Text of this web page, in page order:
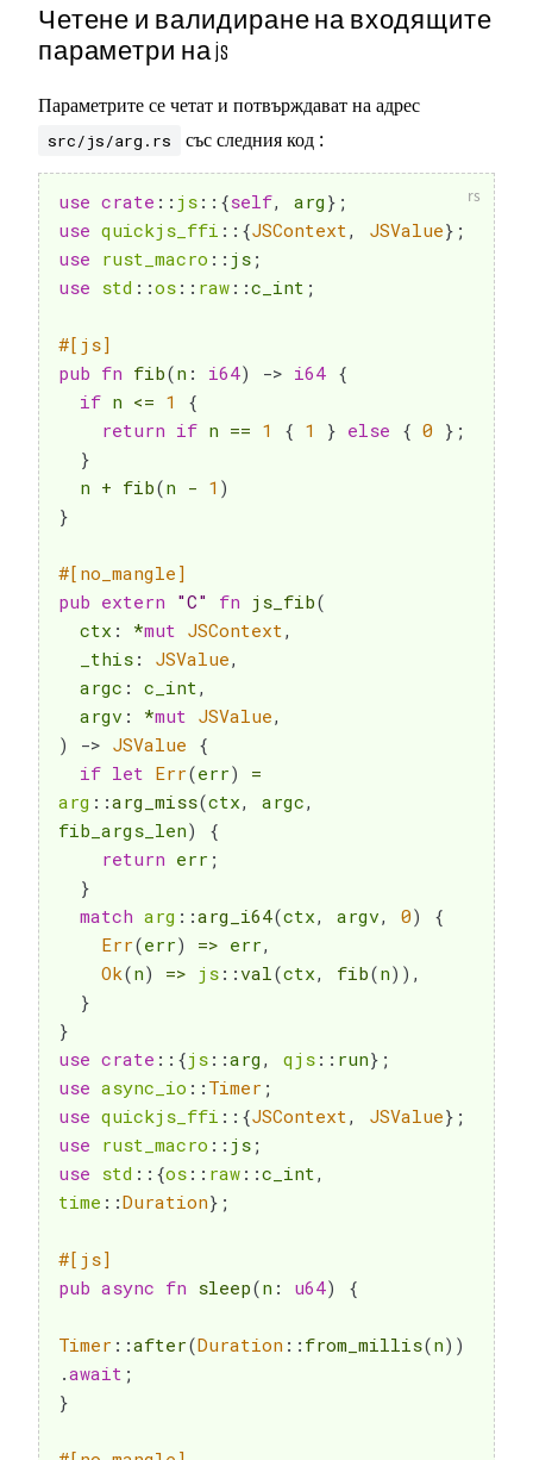
Четене и валидиране на входящите
параметри на js
Параметрите се четат и потвърждават на адрес
src/js/arg.rs със следния код :
use crate :: js :: {self, arg } ;
use quickjs_ffi :: {JSContext , JSValue} ;
use rust_macro :: js ;
use std ::os :: raw ::c_int ;
#[js]
pub fn fib(n : i64) -> i64 {
if n <= 1
{
return if n == 1 { 1 } else { 0 } ;
}
  n
+ fib(n - 1 )
}
#[no_mangle]
pub extern "C" fn js_fib(
  ctx
: *mut JSContext ,
  _this
: JSValue,
  argc
: c_int ,
  argv
: *mut JSValue,
)
-> JSValue {
if let Err(err)
=
arg ::arg_miss(ctx, argc,
fib_args_len)
{
return err ;
}
match arg ::arg_i64(ctx, argv, 0)
{
Err(err) => err,
Ok(n) => js ::val (ctx, fib(n) ) ,
}
}
use crate :: {js ::arg , qjs :: run} ;
use async_io :: Timer ;
use quickjs_ffi :: {JSContext , JSValue} ;
use rust_macro :: js ;
use std :: {os :: raw ::c_int ,
time ::Duration} ;
#[js]
pub async fn sleep(n : u64) {
Timer ::after(Duration :: from_millis(n) )
.await ;
}